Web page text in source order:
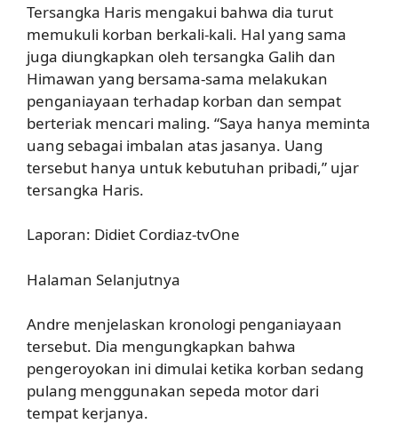
Tersangka Haris mengakui bahwa dia turut
memukuli korban berkali-kali. Hal yang sama
juga diungkapkan oleh tersangka Galih dan
Himawan yang bersama-sama melakukan
penganiayaan terhadap korban dan sempat
berteriak mencari maling. “Saya hanya meminta
uang sebagai imbalan atas jasanya. Uang
tersebut hanya untuk kebutuhan pribadi,” ujar
tersangka Haris.
Laporan: Didiet Cordiaz-tvOne
Halaman Selanjutnya
Andre menjelaskan kronologi penganiayaan
tersebut. Dia mengungkapkan bahwa
pengeroyokan ini dimulai ketika korban sedang
pulang menggunakan sepeda motor dari
tempat kerjanya.